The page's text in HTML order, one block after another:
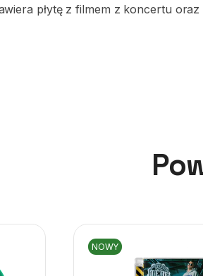
płytę z filmem z koncertu oraz
NOWY